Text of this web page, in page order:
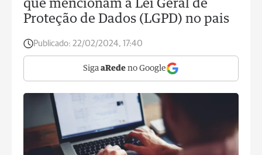
que mencionam a Lei Geral de
Proteção de Dados (LGPD) no pais
Publicado: 22/02/2024, 17:40
Siga aRede no Google